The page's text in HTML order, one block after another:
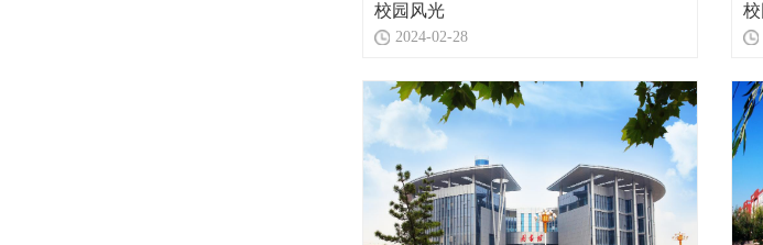
校园风光
2024-02-28